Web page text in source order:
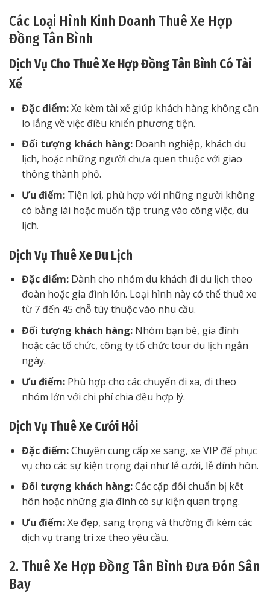
Các Loại Hình Kinh Doanh Thuê Xe Hợp
Đồng Tân Bình
Dịch Vụ Cho Thuê Xe Hợp Đồng Tân Bình Có Tài
Xế
Đặc điểm:Xe kèm tài xế giúp khách hàng không cần
lo lắng về việc điều khiển phương tiện.
Đối tượng khách hàng:Doanh nghiệp, khách du
lịch, hoặc những người chưa quen thuộc với giao
thông thành phố.
Ưu điểm:Tiện lợi, phù hợp với những người không
có bằng lái hoặc muốn tập trung vào công việc, du
lịch.
Dịch Vụ Thuê Xe Du Lịch
Đặc điểm:Dành cho nhóm du khách đi du lịch theo
đoàn hoặc gia đình lớn. Loại hình này có thể thuê xe
từ 7 đến 45 chỗ tùy thuộc vào nhu cầu.
Đối tượng khách hàng:Nhóm bạn bè, gia đình
hoặc các tổ chức, công ty tổ chức tour du lịch ngắn
ngày.
Ưu điểm:Phù hợp cho các chuyến đi xa, đi theo
nhóm lớn với chi phí chia đều hợp lý.
Dịch Vụ Thuê Xe Cưới Hỏi
Đặc điểm:Chuyên cung cấp xe sang, xe VIP để phục
vụ cho các sự kiện trọng đại như lễ cưới, lễ đính hôn.
Đối tượng khách hàng:Các cặp đôi chuẩn bị kết
hôn hoặc những gia đình có sự kiện quan trọng.
Ưu điểm:Xe đẹp, sang trọng và thường đi kèm các
dịch vụ trang trí xe theo yêu cầu.
2. Thuê Xe Hợp Đồng Tân Bình Đưa Đón Sân
Bay